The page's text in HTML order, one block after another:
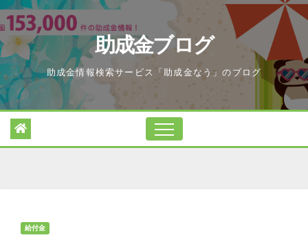
Skip
to
content
助成金ブログ
助成金情報検索サービス「助成金なう」のブログ
給付金